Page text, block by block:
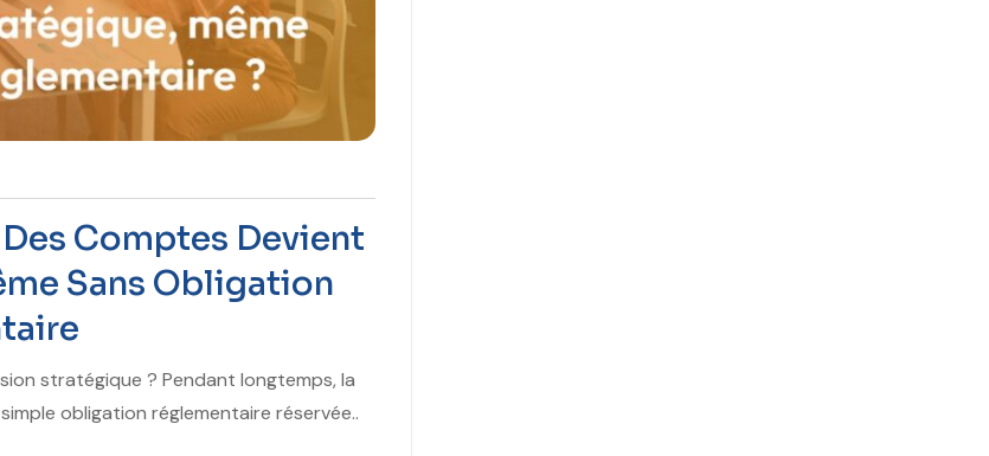
Comptes Devient
Sans Obligation
stratégique ? Pendant longtemps, la
obligation réglementaire réservée..